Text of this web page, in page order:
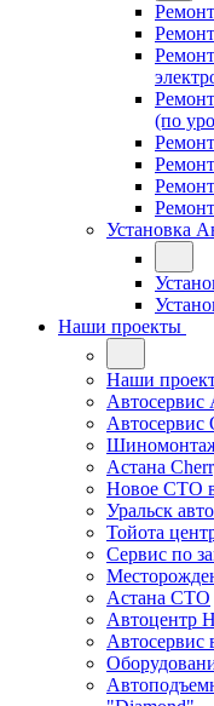
(по
Установка
Наши проекты
Наши
Автосервис
Автосервис
Шиномонтаж
Астана
Новое СТО в
Уральск
Тойота
Сервис по
Астана СТО
Автоцентр